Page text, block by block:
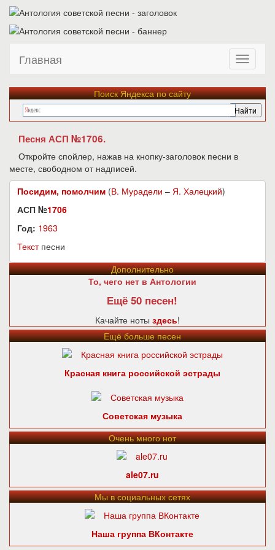
Главная
Поиск Яндекса по сайту
Песня АСП №1706.
Откройте спойлер, нажав на кнопку-заголовок песни в
месте, свободном от надписей.
Посидим, помолчим (В. Мурадели – Я. Халецкий)
АСП №1706
Год: 1963
Текстпесни
Дополнительно
То, чего нет в Антологии
Ещё 50 песен!
Качайте ноты здесь!
Ещё больше песен
Красная книга российской эстрады
Советская музыка
Очень много нот
ale07.ru
Мы в социальных сетях
Наша группа ВКонтакте